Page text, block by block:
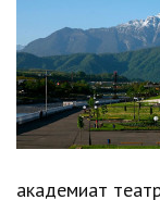
академиатә